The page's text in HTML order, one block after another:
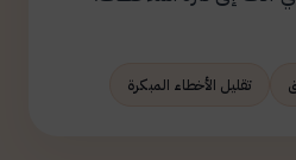
تقليل الأخطاء المبكرة